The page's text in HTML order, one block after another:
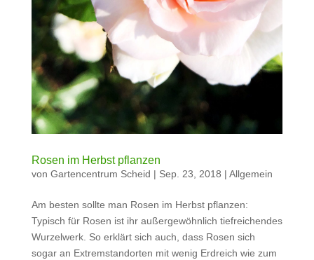
Rosen im Herbst pflanzen
von Gartencentrum Scheid | Sep. 23, 2018 | Allgemein
Am besten sollte man Rosen im Herbst pflanzen:
Typisch für Rosen ist ihr außergewöhnlich tiefreichendes
Wurzelwerk. So erklärt sich auch, dass Rosen sich
sogar an Extremstandorten mit wenig Erdreich wie zum